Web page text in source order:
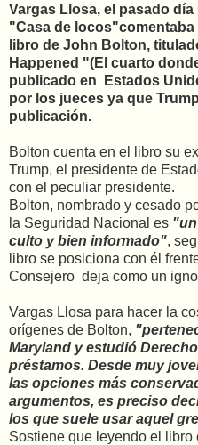
Vargas Llosa, el pasado
"Casa de locos"comentaba
libro de John Bolton,
Happened "(El cuarto
publicado en Estados
por los jueces ya que
publicación.
Bolton cuenta en el libro su
Trump, el presidente de
con el peculiar presidente.
Bolton, nombrado y cesado
la Seguridad Nacional es
culto y bien informado",
libro se posiciona con él
Consejero deja como un
Vargas Llosa para hacer la
orígenes de Bolton,
Maryland y estudió
préstamos. Desde muy
las opciones más
argumentos, es preciso
los que suele usar aquel
Sostiene que leyendo el